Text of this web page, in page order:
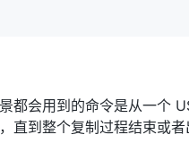
会用到的命令是从一个
到整个复制过程结束或者